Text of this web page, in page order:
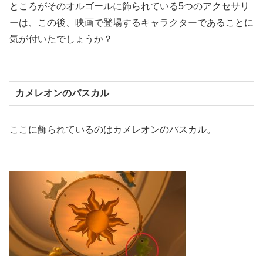
ところがそのオルゴールに飾られている5つのアクセサリ
ーは、この後、映画で登場するキャラクターであることに
気が付いたでしょうか？
カメレオンのパスカル
ここに飾られているのはカメレオンのパスカル。